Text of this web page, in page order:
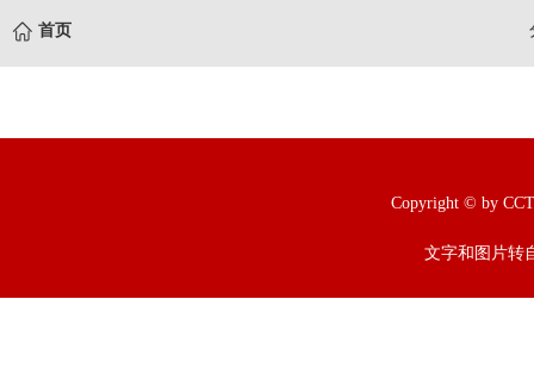
首页
Copyright © by
文字和图片转